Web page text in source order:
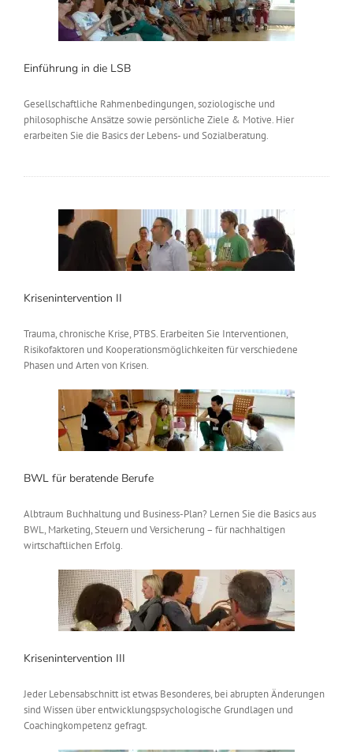
Einführung in die LSB
Gesellschaftliche Rahmenbedingungen, soziologische und
philosophische Ansätze sowie persönliche Ziele & Motive. Hier
erarbeiten Sie die Basics der Lebens- und Sozialberatung.
Krisenintervention II
Trauma, chronische Krise, PTBS. Erarbeiten Sie Interventionen,
Risikofaktoren und Kooperationsmöglichkeiten für verschiedene
Phasen und Arten von Krisen.
BWL für beratende Berufe
Albtraum Buchhaltung und Business-Plan? Lernen Sie die Basics aus
BWL, Marketing, Steuern und Versicherung – für nachhaltigen
wirtschaftlichen Erfolg.
Krisenintervention III
Jeder Lebensabschnitt ist etwas Besonderes, bei abrupten Änderungen
sind Wissen über entwicklungspsychologische Grundlagen und
Coachingkompetenz gefragt.